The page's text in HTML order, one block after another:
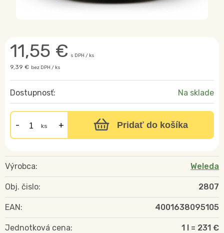
11,55 € s DPH / ks
9,39 € bez DPH / ks
Dostupnosť: Na sklade
ks Pridať do košíka
Výrobca: Weleda
Obj. čislo: 2807
EAN: 4001638095105
Jednotková cena: 1 l = 231 €